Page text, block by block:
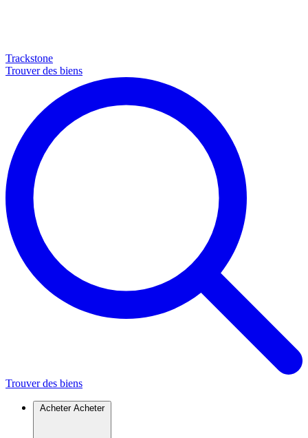
Trackstone
Trouver des biens
Trouver des biens
Acheter Acheter